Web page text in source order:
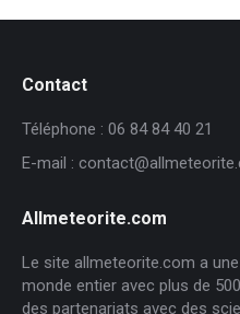
Contact
Téléphone : 06 84 84 40 21
E-mail :
Allmeteorite.com
Le site allmeteorite.com a
monde entier avec plus de
des partenariats avec des